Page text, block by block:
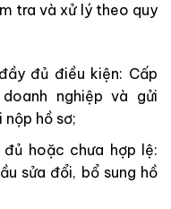
tra và xử lý theo quy
đủ điều kiện: Cấp
nghiệp và gửi
hồ sơ;
hoặc chưa hợp lệ:
sửa đổi, bổ sung hồ